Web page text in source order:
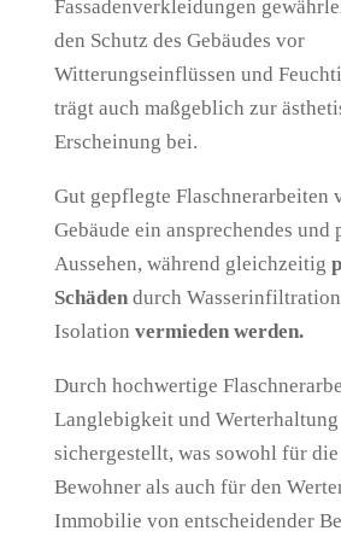
Fassadenverkleidungen
den Schutz des Gebäudes vor
Witterungseinflüssen und
trägt auch maßgeblich zur
Erscheinung bei.
Gut gepflegte Flaschnerarbeiten
Gebäude ein ansprechendes und
Aussehen, während gleichzeitig
Schädendurch Wasserinfiltration
Isolation vermieden werden.
Durch hochwertige
Langlebigkeit und Werterhaltung
sichergestellt, was sowohl für
Bewohner als auch für den
Immobilie von entscheidender